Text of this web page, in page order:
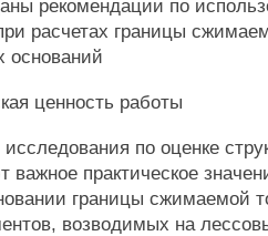
рекомендации по
расчетах границы
оснований
ценность работы
по оценке
практическое
границы сжимаемой
возводимых на